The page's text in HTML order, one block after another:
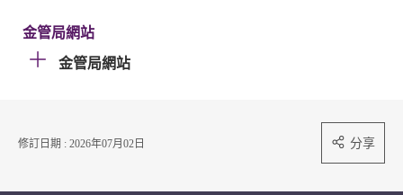
金管局網站
金管局網站
修訂日期 : 2026年07月02日 分享